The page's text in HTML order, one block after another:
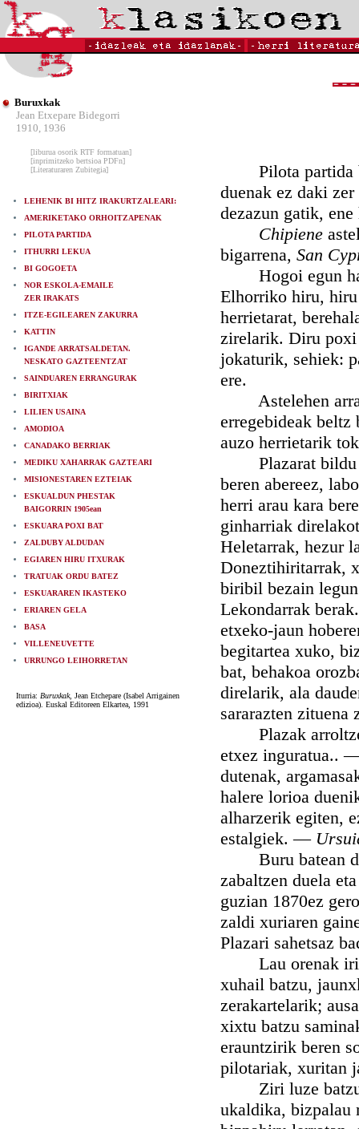
Buruxkak
Jean Etxepare Bidegorri
1910, 1936
[liburua osorik RTF formatuan]
[inprimitzeko bertsioa PDFn]
[Literaturaren Zubitegia]
LEHENIK BI HITZ IRAKURTZALEARI:
AMERIKETAKO ORHOITZAPENAK
PILOTA PARTIDA
ITHURRI LEKUA
BI GOGOETA
NOR ESKOLA-EMAILE
ZER IRAKATS
ITZE-EGILEAREN ZAKURRA
KATTIN
IGANDE ARRATSALDETAN.
NESKATO GAZTEENTZAT
SAINDUAREN ERRANGURAK
BIRITXIAK
LILIEN USAINA
AMODIOA
CANADAKO BERRIAK
MEDIKU XAHARRAK GAZTEARI
MISIONESTAREN EZTEIAK
ESKUALDUN PHESTAK
BAIGORRIN 1905ean
ESKUARA POXI BAT
ZALDUBY ALDUDAN
EGIAREN HIRU ITXURAK
TRATUAK ORDU BATEZ
ESKUARAREN IKASTEKO
ERIAREN GELA
BASA
VILLENEUVETTE
URRUNGO LEIHORRETAN
Iturria: Buruxkak, Jean Etchepare (Isabel Arrigainen
edizioa). Euskal Editoreen Elkartea, 1991
Pilota partida
duenak ez daki
dezazun gatik,
Chipiene
bigarrena, San
Hogoi egun
Elhorriko hiru, hiru
herrietarat,
zirelarik. Diru poxi
jokaturik, sehiek:
ere.
Astelehen
erregebideak
auzo herrietarik
Plazarat bildu
beren abereez,
herri arau kara
ginharriak
Heletarrak, hezur
Doneztihiritarrak,
biribil bezain
Lekondarrak
etxeko-jaun
begitartea xuko,
bat, behakoa
direlarik, ala
sararazten zituena
Plazak arroltze
etxez inguratua..
dutenak,
halere lorioa
alharzerik egiten,
estalgiek. —
Buru batean
zabaltzen duela
guzian 1870ez
zaldi xuriaren
Plazari sahetsaz
Lau orenak
xuhail batzu,
zerakartelarik;
xixtu batzu
erauntzirik beren
pilotariak, xuritan
Ziri luze batzu
ukaldika, bizpalau